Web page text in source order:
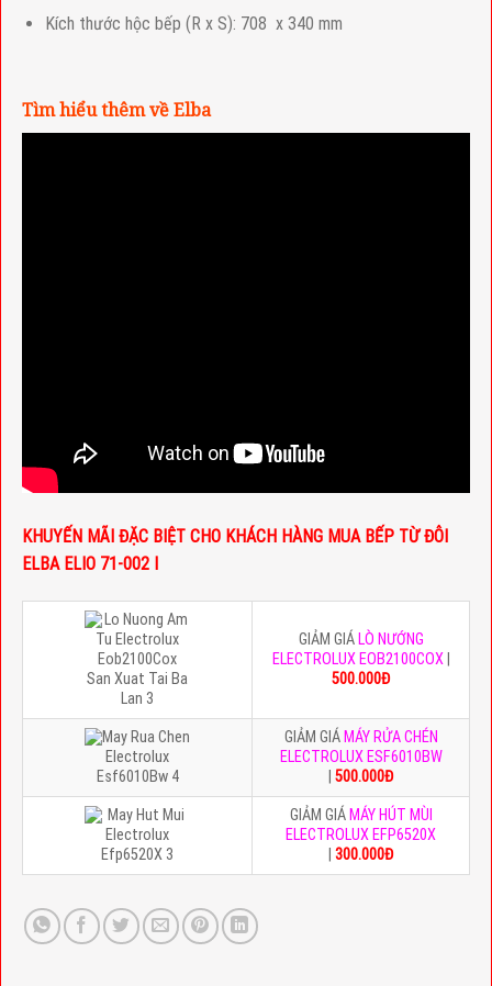
Kích thước hộc bếp (R x S): 708 x 340 mm
Tìm hiểu thêm về Elba
KHUYẾN MÃI ĐẶC BIỆT CHO KHÁCH HÀNG MUA BẾP TỪ ĐÔI
ELBA ELIO 71-002 I
GIẢM GIÁ LÒ NƯỚNG
ELECTROLUX EOB2100COX|
500.000Đ
GIẢM GIÁ MÁY RỬA CHÉN
ELECTROLUX ESF6010BW
500.000Đ
GIẢM GIÁ MÁY HÚT MÙI
ELECTROLUX EFP6520X
300.000Đ